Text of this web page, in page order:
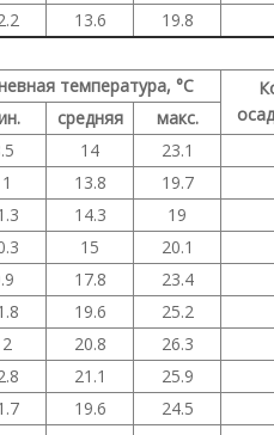
13.6
19.8
температура, °C
средняя
макс.
14
23.1
13.8
19.7
14.3
19
15
20.1
17.8
23.4
19.6
25.2
20.8
26.3
21.1
25.9
19.6
24.5